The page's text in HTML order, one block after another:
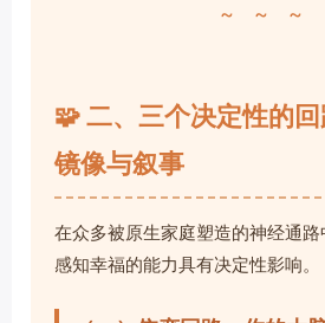
~ ~ ~
🧩 二、三个决定性的回
镜像与叙事
在众多被原生家庭塑造的神经通
感知幸福的能力具有决定性影响。